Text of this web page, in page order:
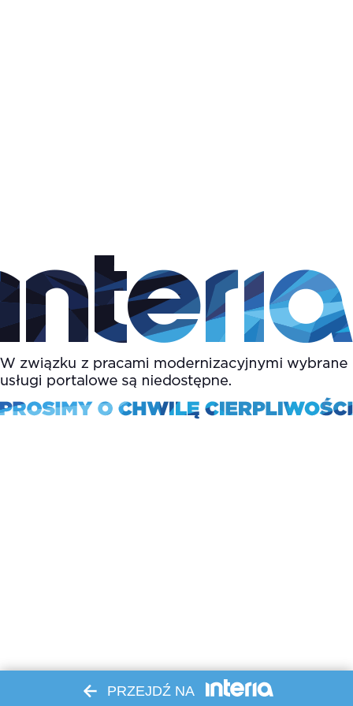
PRZEJDŹ NA